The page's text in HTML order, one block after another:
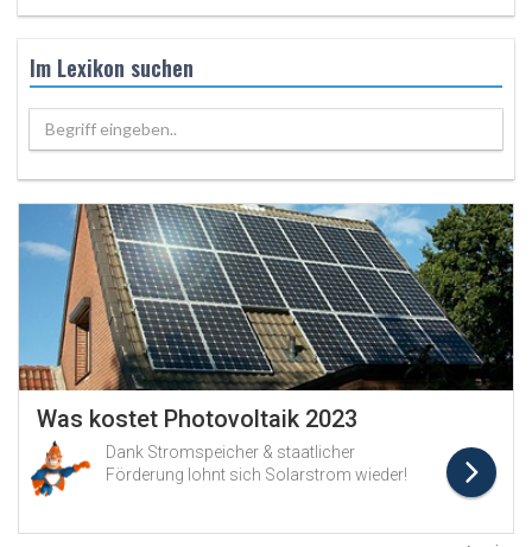
Im Lexikon suchen
Begriff eingeben..